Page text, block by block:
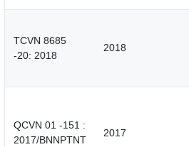
TCVN 8685
-20: 2018
2018
QCVN 01 -151 :
2017/BNNPTNT
2017